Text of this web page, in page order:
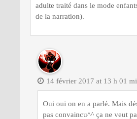
adulte traité dans le mode
de la narration).
14 février 2017 at 13 h 01
Oui oui on en a parlé. Mais
pas convaincu^^ ça ne veut